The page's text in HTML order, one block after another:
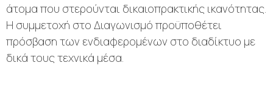
άτομα που στερούνται δικαιοπρακτικής ικανότητας.
Η συμμετοχή στο Διαγωνισμό προϋποθέτει
πρόσβαση των ενδιαφερομένων στο διαδίκτυο με
δικά τους τεχνικά μέσα.